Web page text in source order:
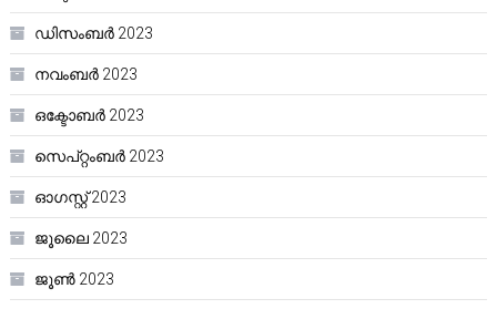
ഡിസംബർ 2023
നവംബർ 2023
ഒക്ടോബർ 2023
സെപ്റ്റംബർ 2023
ഓഗസ്റ്റ്‌ 2023
ജൂലൈ 2023
ജൂൺ 2023